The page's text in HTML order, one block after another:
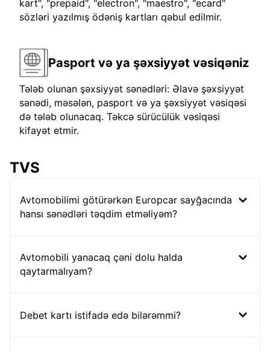
kart", "prepaid", "electron", "maestro", "ecard"
sözləri yazılmış ödəniş kartları qəbul edilmir.
Pasport və ya şəxsiyyət vəsiqəniz
Tələb olunan şəxsiyyət sənədləri: Əlavə şəxsiyyət
sənədi, məsələn, pasport və ya şəxsiyyət vəsiqəsi
də tələb olunacaq. Təkcə sürücülük vəsiqəsi
kifayət etmir.
TVS
Avtomobilimi götürərkən Europcar sayğacında
hansı sənədləri təqdim etməliyəm?
Avtomobili yanacaq çəni dolu halda
qaytarmalıyam?
Debet kartı istifadə edə bilərəmmi?